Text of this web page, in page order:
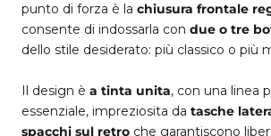
punto di forza è la chiusura frontale
consente di indossarla con due o tre
dello stile desiderato: più classico o più
Il design è a tinta unita, con una linea
essenziale, impreziosita da tasche
spacchi sul retro che garantiscono